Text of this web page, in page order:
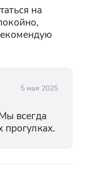
на
5 мая 2025
всегда
прогулках.